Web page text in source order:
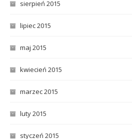
sierpień 2015
lipiec 2015
maj 2015
kwiecień 2015
marzec 2015
luty 2015
styczeń 2015